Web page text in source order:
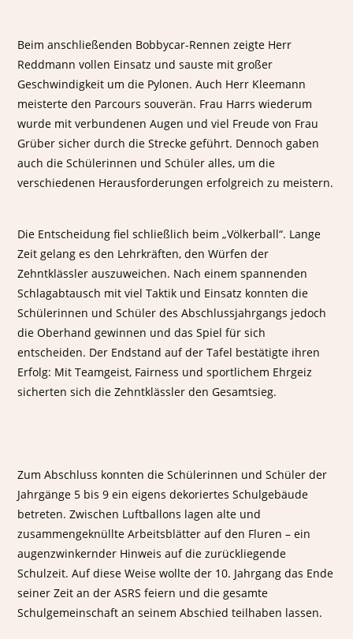
Beim anschließenden Bobbycar-Rennen zeigte Herr
Reddmann vollen Einsatz und sauste mit großer
Geschwindigkeit um die Pylonen. Auch Herr Kleemann
meisterte den Parcours souverän. Frau Harrs wiederum
wurde mit verbundenen Augen und viel Freude von Frau
Grüber sicher durch die Strecke geführt. Dennoch gaben
auch die Schülerinnen und Schüler alles, um die
verschiedenen Herausforderungen erfolgreich zu meistern.
Die Entscheidung fiel schließlich beim „Völkerball“. Lange
Zeit gelang es den Lehrkräften, den Würfen der
Zehntklässler auszuweichen. Nach einem spannenden
Schlagabtausch mit viel Taktik und Einsatz konnten die
Schülerinnen und Schüler des Abschlussjahrgangs jedoch
die Oberhand gewinnen und das Spiel für sich
entscheiden. Der Endstand auf der Tafel bestätigte ihren
Erfolg: Mit Teamgeist, Fairness und sportlichem Ehrgeiz
sicherten sich die Zehntklässler den Gesamtsieg.
Zum Abschluss konnten die Schülerinnen und Schüler der
Jahrgänge 5 bis 9 ein eigens dekoriertes Schulgebäude
betreten. Zwischen Luftballons lagen alte und
zusammengeknüllte Arbeitsblätter auf den Fluren – ein
augenzwinkernder Hinweis auf die zurückliegende
Schulzeit. Auf diese Weise wollte der 10. Jahrgang das Ende
seiner Zeit an der ASRS feiern und die gesamte
Schulgemeinschaft an seinem Abschied teilhaben lassen.